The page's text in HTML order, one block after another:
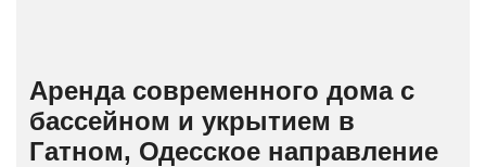
Аренда современного дома с
бассейном и укрытием в
Гатном, Одесское направление